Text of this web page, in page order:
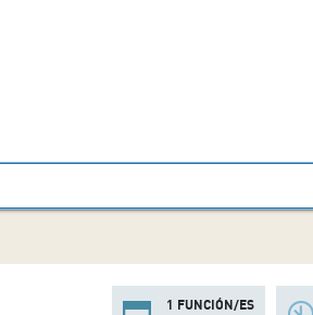
1 FUNCIÓN/ES